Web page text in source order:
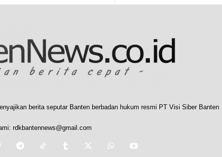
berita seputar Banten berbadan hukum resmi PT Visi Siber Banten
rdkbantennews@gmail.com